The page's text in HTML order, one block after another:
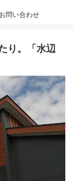
お問い合わせ
り。「水辺